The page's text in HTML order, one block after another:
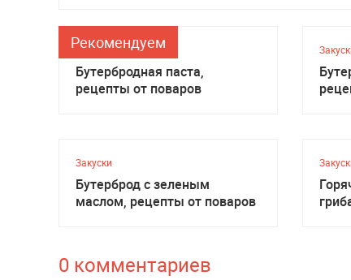
Рекомендуем
Закуски
Бутербродная паста,
рецепты от поваров
Закуски
Бутерброд с зеленым
маслом, рецепты от поваров
0 комментариев